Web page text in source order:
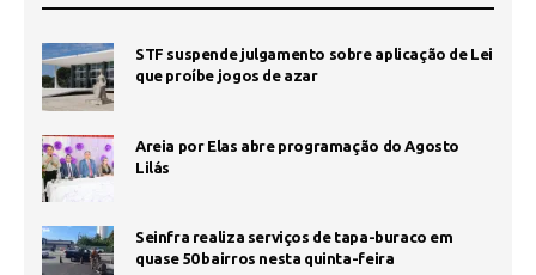
STF suspende julgamento sobre aplicação de Lei
que proíbe jogos de azar
Areia por Elas abre programação do Agosto
Lilás
Seinfra realiza serviços de tapa-buraco em
quase 50 bairros nesta quinta-feira